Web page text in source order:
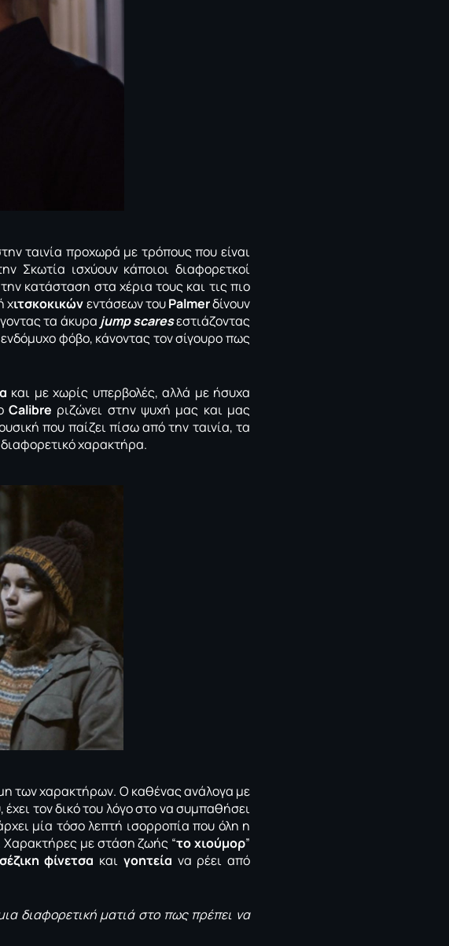
ταινία προχωρά με τρόπους που είναι
Σκωτία ισχύουν κάποιοι διαφορετκοί
κατάσταση στα χέρια τους και τις πιο
χιτσκοκικώνεντάσεων τουPalmerδίνουν
τα άκυρα jump scaresεστιάζοντας
φόβο, κάνοντας τον σίγουρο πως
και με χωρίς υπερβολές, αλλά με ήσυχα
Calibre ριζώνει στην ψυχή μας και μας
που παίζει πίσω από την ταινία, τα
χαρακτήρα.
των χαρακτήρων. Ο καθένας ανάλογα με
τον δικό του λόγο στο να συμπαθήσει
μία τόσο λεπτή ισορροπία που όλη η
Χαρακτήρες με στάση ζωής “το χιούμορ”
φίνετσα και γοητεία να ρέει από
διαφορετική ματιά στο πως πρέπει να